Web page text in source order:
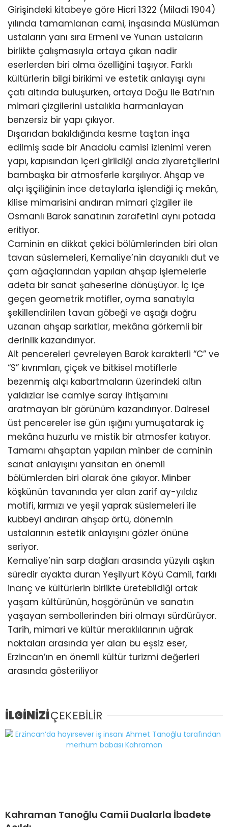
Girişindeki kitabeye göre Hicri 1322 (Miladi 1904)
yılında tamamlanan cami, inşasında Müslüman
ustaların yanı sıra Ermeni ve Yunan ustaların
birlikte çalışmasıyla ortaya çıkan nadir
eserlerden biri olma özelliğini taşıyor. Farklı
kültürlerin bilgi birikimi ve estetik anlayışı aynı
çatı altında buluşurken, ortaya Doğu ile Batı’nın
mimari çizgilerini ustalıkla harmanlayan
benzersiz bir yapı çıkıyor.
Dışarıdan bakıldığında kesme taştan inşa
edilmiş sade bir Anadolu camisi izlenimi veren
yapı, kapısından içeri girildiği anda ziyaretçilerini
bambaşka bir atmosferle karşılıyor. Ahşap ve
alçı işçiliğinin ince detaylarla işlendiği iç mekân,
kilise mimarisini andıran mimari çizgiler ile
Osmanlı Barok sanatının zarafetini aynı potada
eritiyor.
Caminin en dikkat çekici bölümlerinden biri olan
tavan süslemeleri, Kemaliye’nin dayanıklı dut ve
çam ağaçlarından yapılan ahşap işlemelerle
adeta bir sanat şaheserine dönüşüyor. İç içe
geçen geometrik motifler, oyma sanatıyla
şekillendirilen tavan göbeği ve aşağı doğru
uzanan ahşap sarkıtlar, mekâna görkemli bir
derinlik kazandırıyor.
Alt pencereleri çevreleyen Barok karakterli “C” ve
“S” kıvrımları, çiçek ve bitkisel motiflerle
bezenmiş alçı kabartmaların üzerindeki altın
yaldızlar ise camiye saray ihtişamını
aratmayan bir görünüm kazandırıyor. Dairesel
üst pencereler ise gün ışığını yumuşatarak iç
mekâna huzurlu ve mistik bir atmosfer katıyor.
Tamamı ahşaptan yapılan minber de caminin
sanat anlayışını yansıtan en önemli
bölümlerden biri olarak öne çıkıyor. Minber
köşkünün tavanında yer alan zarif ay-yıldız
motifi, kırmızı ve yeşil yaprak süslemeleri ile
kubbeyi andıran ahşap örtü, dönemin
ustalarının estetik anlayışını gözler önüne
seriyor.
Kemaliye’nin sarp dağları arasında yüzyılı aşkın
süredir ayakta duran Yeşilyurt Köyü Camii, farklı
inanç ve kültürlerin birlikte üretebildiği ortak
yaşam kültürünün, hoşgörünün ve sanatın
yaşayan sembollerinden biri olmayı sürdürüyor.
Tarih, mimari ve kültür meraklılarının uğrak
noktaları arasında yer alan bu eşsiz eser,
Erzincan’ın en önemli kültür turizmi değerleri
arasında gösteriliyor
İLGİNİZİÇEKEBİLİR
Kahraman Tanoğlu Camii Dualarla İbadete